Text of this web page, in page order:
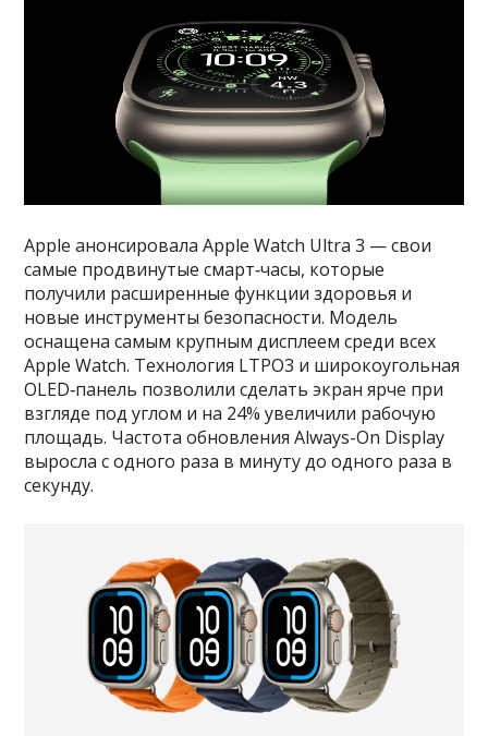
Apple анонсировала Apple Watch Ultra 3 — свои
самые продвинутые смарт‑часы, которые
получили расширенные функции здоровья и
новые инструменты безопасности. Модель
оснащена самым крупным дисплеем среди всех
Apple Watch. Технология LTPO3 и широкоугольная
OLED‑панель позволили сделать экран ярче при
взгляде под углом и на 24% увеличили рабочую
площадь. Частота обновления Always-On Display
выросла с одного раза в минуту до одного раза в
секунду.